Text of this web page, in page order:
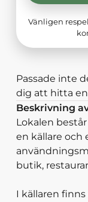
Vänligen
Passade inte
dig att hitta
Beskrivning
Lokalen
en källare och
butik,
I källaren